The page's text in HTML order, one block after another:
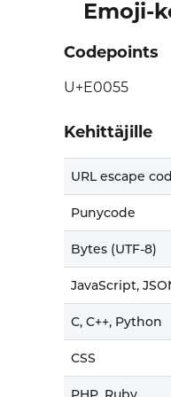
Emoji-
Codepoints
U+E0055
Kehittäjille
URL escape
Punycode
Bytes (UTF-8)
JavaScript,
C, C++, Python
CSS